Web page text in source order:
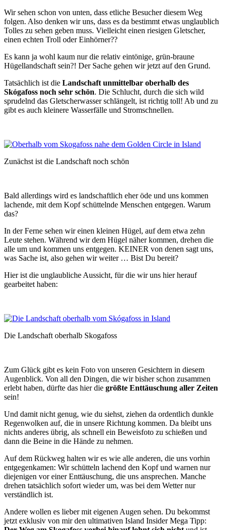
Wir sehen schon von unten, dass etliche Besucher diesem Weg
folgen. Also denken wir uns, dass es da bestimmt etwas unglaublich
Tolles zu sehen geben muss. Vielleicht einen riesigen Gletscher,
einen echten Troll oder Einhörner??
Es kann ja wohl kaum nur die relativ eintönige, grün-braune
Hügellandschaft sein?! Der Sache gehen wir jetzt auf den Grund.
Tatsächlich ist die Landschaft unmittelbar oberhalb des
Skógafoss noch sehr schön. Die Schlucht, durch die sich wild
sprudelnd das Gletscherwasser schlängelt, ist richtig toll! Ab und zu
gibt es auch kleinere Wasserfälle und Stromschnellen.
Zunächst ist die Landschaft noch schön
Bald allerdings wird es landschaftlich eher öde und uns kommen
lachende, mit dem Kopf schüttelnde Menschen entgegen. Warum
das?
In der Ferne sehen wir einen kleinen Hügel, auf dem etwa zehn
Leute stehen. Während wir dem Hügel näher kommen, drehen die
alle um und kommen uns entgegen. KEINER von denen sagt uns,
was Sache ist, also gehen wir weiter … Bist Du bereit?
Hier ist die unglaubliche Aussicht, für die wir uns hier herauf
gearbeitet haben:
Die Landschaft oberhalb Skogafoss
Zum Glück gibt es kein Foto von unseren Gesichtern in diesem
Augenblick. Von all den Dingen, die wir bisher schon zusammen
erlebt haben, dürfte das hier die größte Enttäuschung aller Zeiten
sein!
Und damit nicht genug, wie du siehst, ziehen da ordentlich dunkle
Regenwolken auf, die in unsere Richtung kommen. Da bleibt uns
nichts anderes übrig, als schnell ein Beweisfoto zu schießen und
dann die Beine in die Hände zu nehmen.
Auf dem Rückweg halten wir es wie alle anderen, die uns vorhin
entgegenkamen: Wir schütteln lachend den Kopf und warnen nur
diejenigen vor einer Enttäuschung, die uns ansprechen. Manche
drehen tatsächlich sofort wieder um, was bei dem Wetter nur
verständlich ist.
Andere wollen es lieber mit eigenen Augen sehen. Du bekommst
jetzt exklusiv von mir den ultimativen Island Insider Mega Tipp: